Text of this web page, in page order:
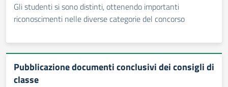
Gli studenti si sono distinti, ottenendo importanti
riconoscimenti nelle diverse categorie del concorso
Pubblicazione documenti conclusivi dei consigli di
classe